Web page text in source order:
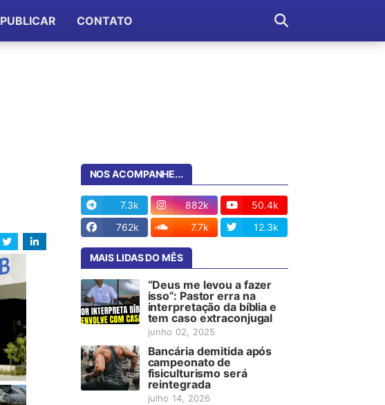
PUBLICAR CONTATO
NOS ACOMPANHE...
7.3k 882k
50.4k
762k
7.7k 12.3k
MAIS LIDAS DO MÊS
“Deus me levou a fazer
isso”: Pastor erra na
interpretação da bíblia e
tem caso extraconjugal
junho 02, 2025
Bancária demitida após
campeonato de
fisiculturismo será
reintegrada
julho 14, 2026